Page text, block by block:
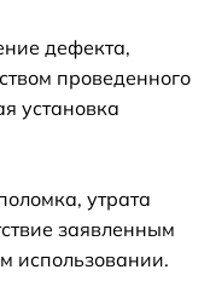
дефекта,
проведенного
установка
утрата
заявленным
использовании.